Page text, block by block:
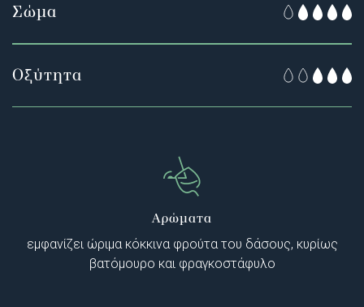
Σώμα
Οξύτητα
Αρώματα
εμφανίζει ώριμα κόκκινα φρούτα του δάσους, κυρίως
βατόμουρο και φραγκοστάφυλο